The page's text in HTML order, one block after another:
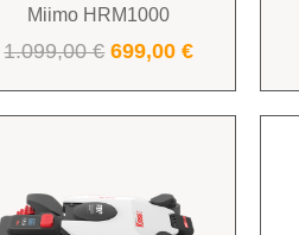
Miimo HRM1000
1.099,00€ 699,00€